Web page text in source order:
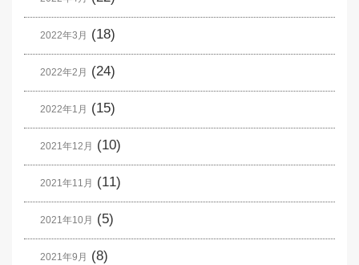
2022年3月 (18)
2022年2月 (24)
2022年1月 (15)
2021年12月 (10)
2021年11月 (11)
2021年10月 (5)
2021年9月 (8)